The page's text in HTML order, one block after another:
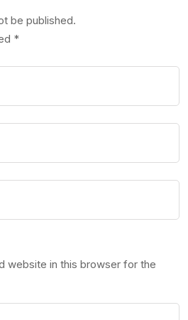
be published.
*
website in this browser for the